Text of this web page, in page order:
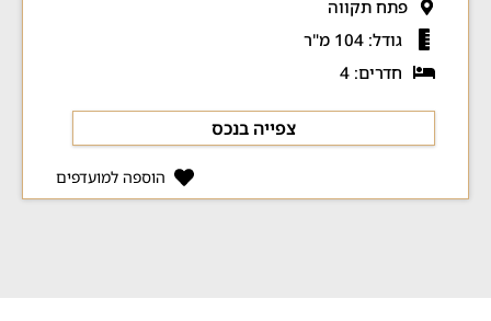
פתח תקווה
גודל: 104 מ"ר
חדרים: 4
צפייה בנכס
הוספה למועדפים